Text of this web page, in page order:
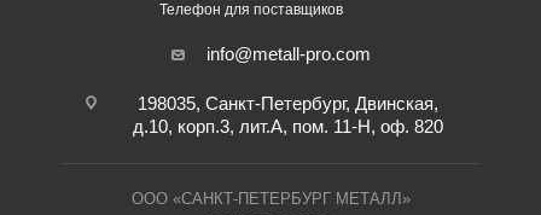
Телефон для поставщиков
info@metall-pro.com
198035, Санкт-Петербург, Двинская,
д.10, корп.3, лит.А, пом. 11-Н, оф. 820
ООО «САНКТ-ПЕТЕРБУРГ МЕТАЛЛ»